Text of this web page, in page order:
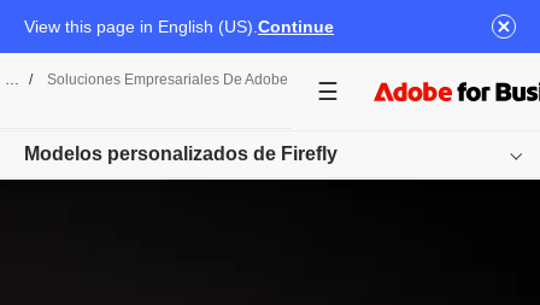
View this page in English (US). Continue
/ Soluciones Empresariales De Adobe Firefly Modelos Personalizados
Modelos personalizados de Firefly